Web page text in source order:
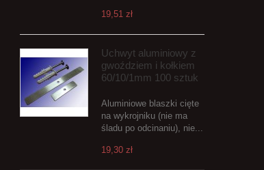
19,51 zł
Uchwyt aluminiowy z
gwoździem i kołkiem
60/10/1mm 100 sztuk
Aluminiowe blaszki cięte
na wykrojniku (nie ma
śladu po odcinaniu), nie...
19,30 zł